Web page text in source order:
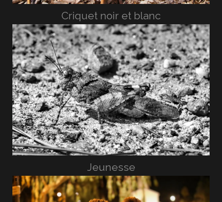
Criquet noir et blanc
Jeunesse